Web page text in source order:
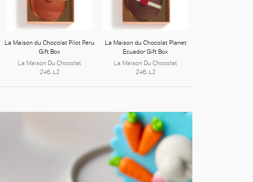
La Maison du Chocolat Pilot Peru
Gift Box
La Maison Du Chocolat
246, L2
La Maison du Chocolat Planet
Ecuador Gift Box
La Maison Du Chocolat
246, L2